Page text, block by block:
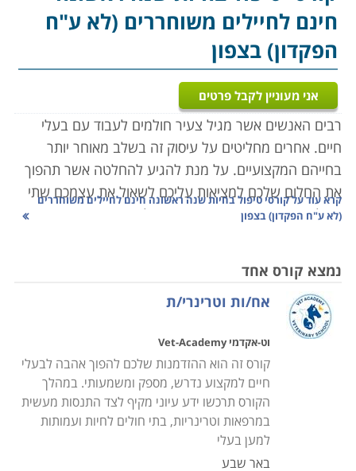
חינם לחיילים משוחררים (לא ע"ח
הפקדון) בצפון
אני מעוניין לקבל פרטים
רבים האנשים אשר מגיל צעיר חולמים לעבוד עם בעלי
חיים. אחרים מחליטים על עיסוק זה בשלב מאוחר יותר
בחייהם המקצועיים. על מנת להגיע להחלטה אשר תהפוך
את החלום שלכם למציאות עליכם לשאול את עצמכם שתי
שאלות עיקריות. הראשונה היא באילו מהתחומים הקשורים
קורסי טיפול בבעלי חיים פותחים שער לתחום מספק
ומתגמל ברמה האישית שכן אתם עובדים עם יצורים אשר
יכולתם להעניק אהבה אינה מוגבלת. לצורך עיסוק בתחום
עליכם ליהנות מעבודה כחלק מצוות אך גם להיות בעלי
אחריות ויכולת לעבוד לבד ללא פיקוח. נוסף לכך, עליכם
להיות בעלי סבלנות ויכולת ליצור קשר מסוים עם בעלי חיים
וכן בעלי יכולת תקשורת בינאישית, שכן עבודה עם בעלי
חיים מצריכה קשר עם אנשים. כמו למשל, מציאת בית חדש
קרא עוד עלקורסי טיפול בחיות שנה ראשונה חינם לחיילים משוחררים
(לא ע"ח הפקדון) בצפון
נמצא קורס אחד
אח/ות וטרינרי/ת
וט-אקדמי Vet-Academy
קורס זה הוא ההזדמנות שלכם להפוך אהבה לבעלי
חיים למקצוע נדרש, מספק ומשמעותי. במהלך
הקורס תרכשו ידע עיוני מקיף לצד התנסות מעשית
במרפאות וטרינריות, בתי חולים לחיות ועמותות
למען בעלי
באר שבע